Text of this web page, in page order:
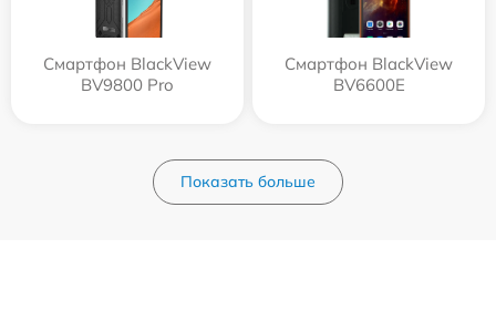
Смартфон BlackView
BV9800 Pro
Смартфон BlackView
BV6600E
Показать больше